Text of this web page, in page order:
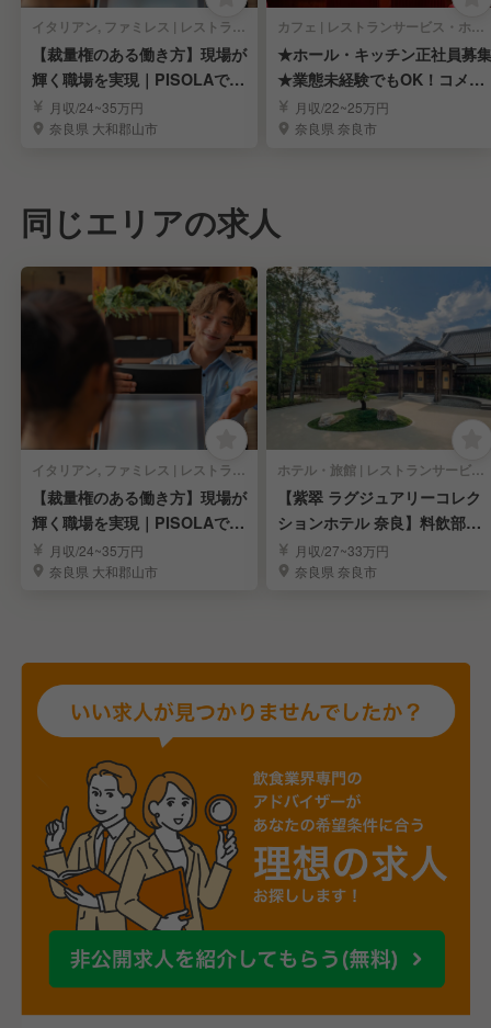
イタリアン, ファミレス | レストランサービス・ホールスタッフ
【裁量権のある働き方】現場が
輝く職場を実現｜PISOLAで店
長候補募集
月収/24~35万円
奈良県 大和郡山市
カフェ | レストランサービス・ホールスタッフ
★ホール・キッチン正社員募集
★業態未経験でもOK！コメダ
珈琲店の店舗運営
月収/22~25万円
奈良県 奈良市
同じエリアの求人
イタリアン, ファミレス | レストランサービス・ホールスタッフ
【裁量権のある働き方】現場が
輝く職場を実現｜PISOLAで店
長候補募集
月収/24~35万円
奈良県 大和郡山市
ホテル・旅館 | レストランサービス・ホールスタッフ
【紫翠 ラグジュアリーコレク
ションホテル 奈良】料飲部門
リーダークラス募集
月収/27~33万円
奈良県 奈良市